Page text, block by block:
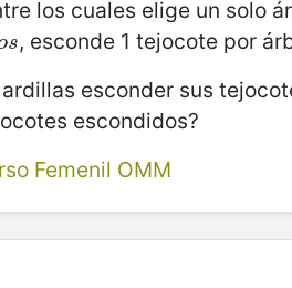
los cuales elige un solo
s
s , esconde 1 tejocote por
esconder sus
escondidos?
Femenil OMM